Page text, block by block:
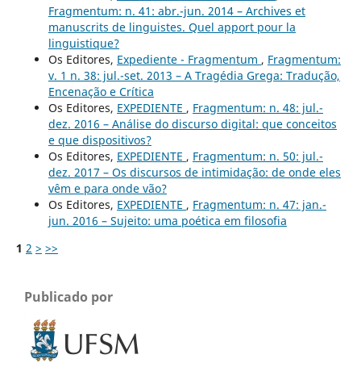
Fragmentum: n. 41: abr.-jun. 2014 – Archives et
manuscrits de linguistes. Quel apport pour la
linguistique?
Os Editores, Expediente - Fragmentum , Fragmentum:
v. 1 n. 38: jul.-set. 2013 – A Tragédia Grega: Tradução,
Encenação e Crítica
Os Editores, EXPEDIENTE , Fragmentum: n. 48: jul.-
dez. 2016 – Análise do discurso digital: que conceitos
e que dispositivos?
Os Editores, EXPEDIENTE , Fragmentum: n. 50: jul.-
dez. 2017 – Os discursos de intimidação: de onde eles
vêm e para onde vão?
Os Editores, EXPEDIENTE , Fragmentum: n. 47: jan.-
jun. 2016 – Sujeito: uma poética em filosofia
1 2 > >>
Publicado por